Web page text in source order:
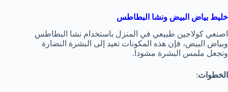
خليط بياض البيض ونشا البطاطس
اصنعي كولاجين طبيعي في المنزل باستخدام نشا البطاطس
وبياض البيض، فإن هذه المكونات تعيد إلى البشرة النضارة
وتجعل ملمس البشرة مشودا.
الخطوات: